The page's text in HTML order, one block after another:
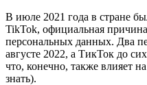
В июле 2021 года в стране
TikTok, официальная
персональных данных. Два
августе 2022, а ТикТок до
что, конечно, также влияет
знать).